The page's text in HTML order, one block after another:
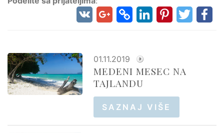
01.11.2019
MEDENI MESEC NA
TAJLANDU
SAZNAJ VIŠE